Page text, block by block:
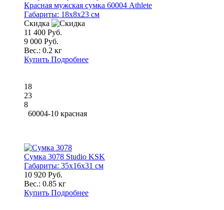
Красная мужская сумка 60004 Athlete
Габариты: 18x8x23 см
Скидка
11 400 Руб.
9 000 Руб.
Вес.: 0.2 кг
Купить Подробнее
18
23
8
60004-10 красная
Сумка 3078 Studio KSK
Габариты: 35x16x31 см
10 920 Руб.
Вес.: 0.85 кг
Купить Подробнее